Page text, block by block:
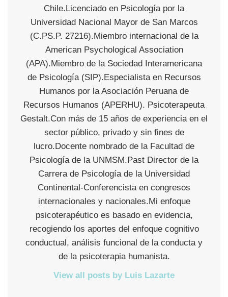
Chile.Licenciado en Psicología por la
Universidad Nacional Mayor de San Marcos
(C.PS.P. 27216).Miembro internacional de la
American Psychological Association
(APA).Miembro de la Sociedad Interamericana
de Psicología (SIP).Especialista en Recursos
Humanos por la Asociación Peruana de
Recursos Humanos (APERHU). Psicoterapeuta
Gestalt.Con más de 15 años de experiencia en el
sector público, privado y sin fines de
lucro.Docente nombrado de la Facultad de
Psicología de la UNMSM.Past Director de la
Carrera de Psicología de la Universidad
Continental-Conferencista en congresos
internacionales y nacionales.Mi enfoque
psicoterapéutico es basado en evidencia,
recogiendo los aportes del enfoque cognitivo
conductual, análisis funcional de la conducta y
de la psicoterapia humanista.
View all posts by Luis Lazarte